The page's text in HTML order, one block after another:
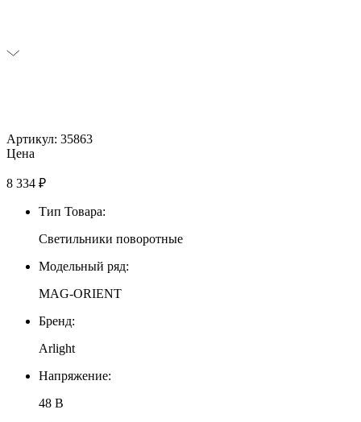
Артикул: 35863
Цена
8 334 ₽
Тип Товара:
Светильники поворотные
Модельный ряд:
MAG-ORIENT
Бренд:
Arlight
Напряжение:
48 В